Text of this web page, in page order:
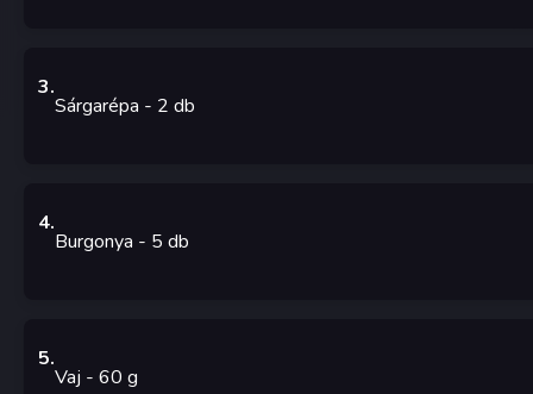
3.
Sárgarépa - 2 db
4.
Burgonya - 5 db
5.
Vaj - 60 g